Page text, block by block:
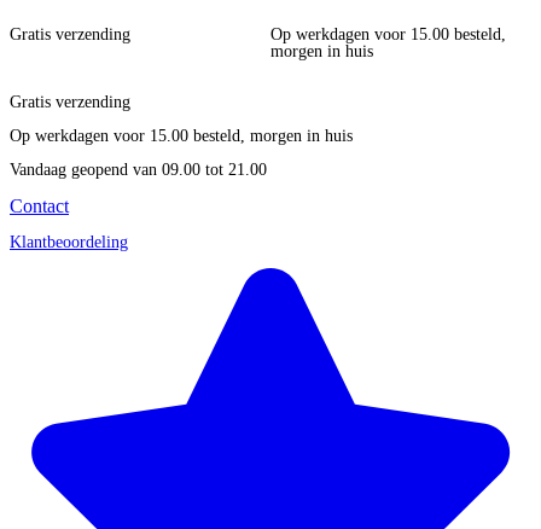
Gratis verzending
Op werkdagen voor 15.00 besteld,
morgen in huis
Gratis verzending
Op werkdagen voor 15.00 besteld, morgen in huis
Vandaag geopend van 09.00 tot 21.00
Contact
Klantbeoordeling